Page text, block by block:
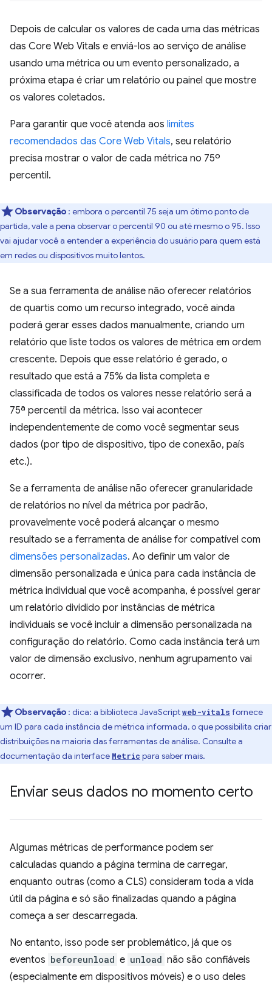
Depois de calcular os valores de cada uma das métricas
das Core Web Vitals e enviá-los ao serviço de análise
usando uma métrica ou um evento personalizado, a
próxima etapa é criar um relatório ou painel que mostre
os valores coletados.
Para garantir que você atenda aos limites
recomendados das Core Web Vitals, seu relatório
precisa mostrar o valor de cada métrica no 75º
percentil.
Observação : embora o percentil 75 seja um ótimo ponto de
partida, vale a pena observar o percentil 90 ou até mesmo o 95. Isso
vai ajudar você a entender a experiência do usuário para quem está
em redes ou dispositivos muito lentos.
Se a sua ferramenta de análise não oferecer relatórios
de quartis como um recurso integrado, você ainda
poderá gerar esses dados manualmente, criando um
relatório que liste todos os valores de métrica em ordem
crescente. Depois que esse relatório é gerado, o
resultado que está a 75% da lista completa e
classificada de todos os valores nesse relatório será a
75ª percentil da métrica. Isso vai acontecer
independentemente de como você segmentar seus
dados (por tipo de dispositivo, tipo de conexão, país
etc.).
Se a ferramenta de análise não oferecer granularidade
de relatórios no nível da métrica por padrão,
provavelmente você poderá alcançar o mesmo
resultado se a ferramenta de análise for compatível com
dimensões personalizadas. Ao definir um valor de
dimensão personalizada e única para cada instância de
métrica individual que você acompanha, é possível gerar
um relatório dividido por instâncias de métrica
individuais se você incluir a dimensão personalizada na
configuração do relatório. Como cada instância terá um
valor de dimensão exclusivo, nenhum agrupamento vai
ocorrer.
Observação : dica: a biblioteca JavaScriptweb-vitals fornece
um ID para cada instância de métrica informada, o que possibilita criar
distribuições na maioria das ferramentas de análise. Consulte a
documentação da interface Metric para saber mais.
Enviar seus dados no momento certo
Algumas métricas de performance podem ser
calculadas quando a página termina de carregar,
enquanto outras (como a CLS) consideram toda a vida
útil da página e só são finalizadas quando a página
começa a ser descarregada.
No entanto, isso pode ser problemático, já que os
eventos beforeunload e unload não são confiáveis
(especialmente em dispositivos móveis) e o uso deles